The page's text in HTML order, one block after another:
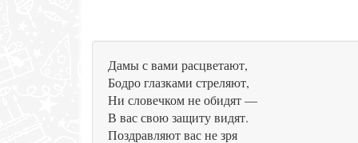
Дамы с вами расцветают,
Бодро глазками стреляют,
Ни словечком не обидят —
В вас свою защиту видят.
Поздравляют вас не зря